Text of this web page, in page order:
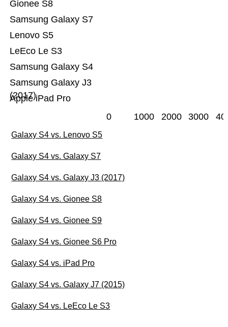
Apple iPad Pro
Samsung Galaxy J3
(2017)
Samsung Galaxy S4
LeEco Le S3
Lenovo S5
Samsung Galaxy S7
Gionee S8
0 1000 2000 3000
Galaxy S4 vs. Lenovo S5
Galaxy S4 vs. Galaxy S7
Galaxy S4 vs. Galaxy J3 (2017)
Galaxy S4 vs. Gionee S8
Galaxy S4 vs. Gionee S9
Galaxy S4 vs. Gionee S6 Pro
Galaxy S4 vs. iPad Pro
Galaxy S4 vs. Galaxy J7 (2015)
Galaxy S4 vs. LeEco Le S3